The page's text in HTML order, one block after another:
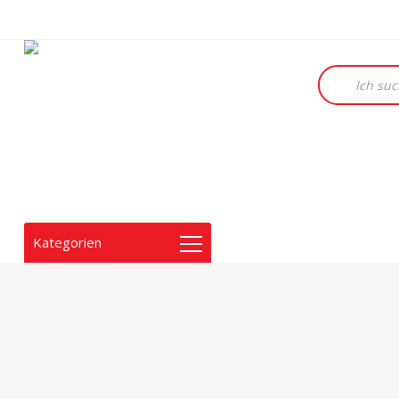
Products
search
Kategorien